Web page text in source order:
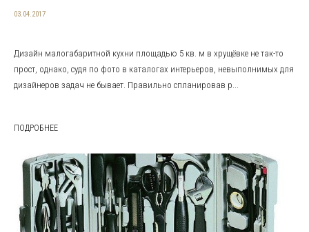
03.04.2017
Дизайн малогабаритной кухни площадью 5 кв. м в хрущёвке не так-то
прост, однако, судя по фото в каталогах интерьеров, невыполнимых для
дизайнеров задач не бывает. Правильно спланировав р...
ПОДРОБНЕЕ